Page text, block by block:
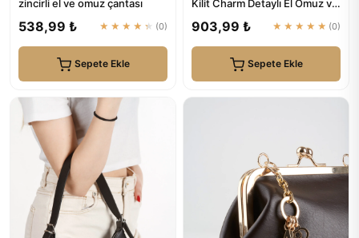
zincirli el ve omuz çantası
538,99 ₺ ★★★★★ (0)
Sepete Ekle
Kilit Charm Detaylı El Omuz ve
903,99 ₺ ★★★★★ (0)
Sepete Ekle